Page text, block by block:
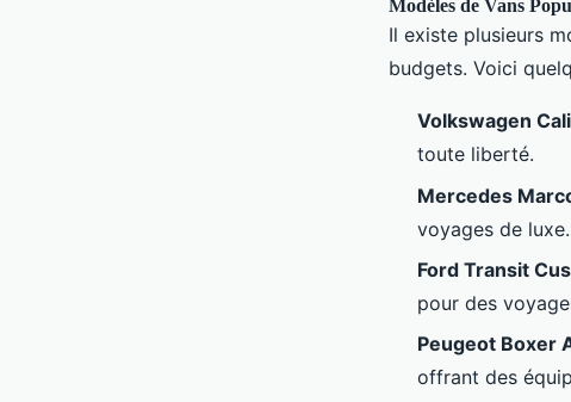
Modèles de Vans
Il existe plusieurs
budgets. Voici
Volkswagen
toute liberté.
Mercedes
voyages de luxe.
Ford Transit
pour des
Peugeot Boxer
offrant des